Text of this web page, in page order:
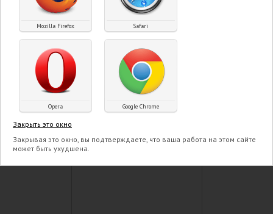
ПОДРОБНЕЕ
Mozilla Firefox Safari
Opera Google Chrome
Закрыть это окно
Закрывая это окно, вы подтверждаете, что ваша работа на этом сайте
может быть ухудшена.